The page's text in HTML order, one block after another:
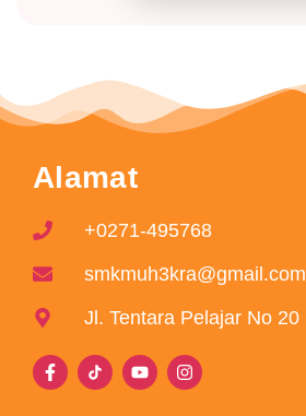
Alamat
+0271-495768
smkmuh3kra@gmail.com
Jl. Tentara Pelajar No 20